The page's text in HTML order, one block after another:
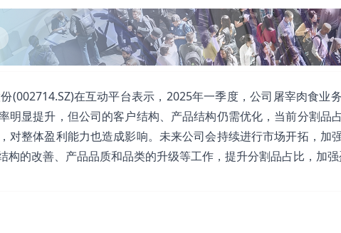
(002714.SZ)在互动平台表示，2025年一季度，公司屠宰肉食业
明显提升，但公司的客户结构、产品结构仍需优化，当前分割品
对整体盈利能力也造成影响。未来公司会持续进行市场开拓，加
的改善、产品品质和品类的升级等工作，提升分割品占比，加强